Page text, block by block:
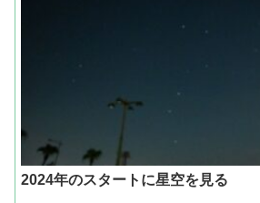
2024年のスタートに星空を見る